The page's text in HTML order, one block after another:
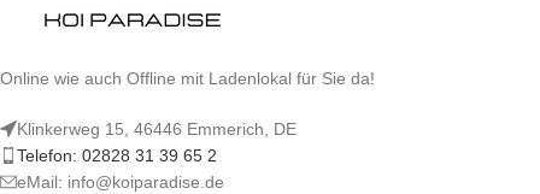
effektive Farbausbildung bekannt
Alge auch den Glanz der Koi und
Fische. Daher setzten die
japanischen Züchter seit Jahren auf
Spirulina Algen.
Online wie auch Offline mit Ladenlokal für Sie da!
Klinkerweg 15, 46446 Emmerich, DE
Telefon: 02828 31 39 65 2
eMail: info@koiparadise.de